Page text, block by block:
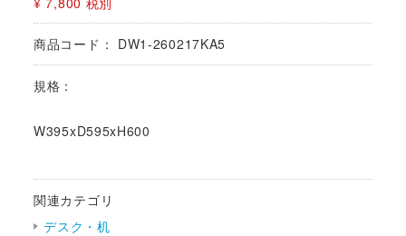
商品コード： DW1-260217KA5
規格：
W395xD595xH600
関連カテゴリ
デスク・机